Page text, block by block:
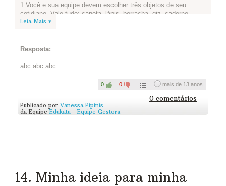
1.Você e sua equipe devem escolher três objetos de seu
cotidiano. Vale tudo: caneta, lápis, borracha, giz, caderno...
Basta que sejam coisas concretas e façam parte do seu dia a
2.Agora, vamos enfeitar o balde? Vale colagem, pintura,
seu projeto.
Terminou? Tire uma foto do balde e publique aqui pra gente ver
Leia Mais ▾
Resposta:
abc abc abc
0 0 mais de 13 anos
0 comentários
Publicado por Vanessa Pipinis
da Equipe Edukatu - Equipe Gestora
14. Minha ideia para minha